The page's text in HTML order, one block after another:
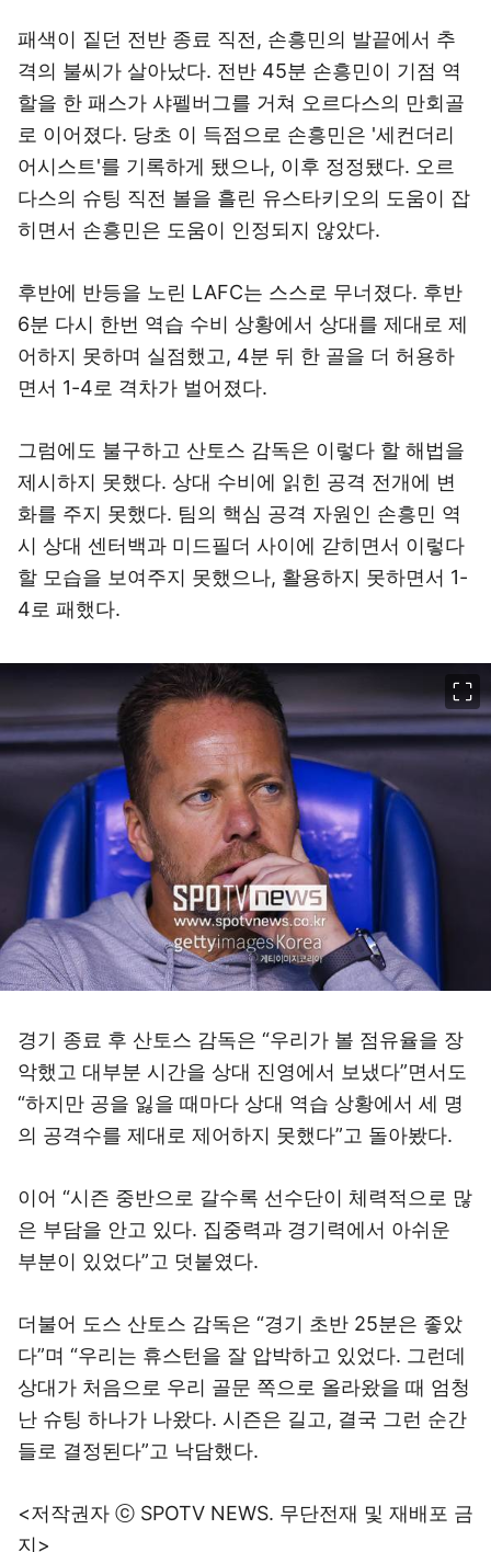
패색이 짙던 전반 종료 직전, 손흥민의 발끝에서 추
격의 불씨가 살아났다. 전반 45분 손흥민이 기점 역
할을 한 패스가 샤펠버그를 거쳐 오르다스의 만회골
로 이어졌다. 당초 이 득점으로 손흥민은 '세컨더리
어시스트'를 기록하게 됐으나, 이후 정정됐다. 오르
다스의 슈팅 직전 볼을 흘린 유스타키오의 도움이 잡
히면서 손흥민은 도움이 인정되지 않았다.
후반에 반등을 노린 LAFC는 스스로 무너졌다. 후반
6분 다시 한번 역습 수비 상황에서 상대를 제대로 제
어하지 못하며 실점했고, 4분 뒤 한 골을 더 허용하
면서 1-4로 격차가 벌어졌다.
그럼에도 불구하고 산토스 감독은 이렇다 할 해법을
제시하지 못했다. 상대 수비에 읽힌 공격 전개에 변
화를 주지 못했다. 팀의 핵심 공격 자원인 손흥민 역
시 상대 센터백과 미드필더 사이에 갇히면서 이렇다
할 모습을 보여주지 못했으나, 활용하지 못하면서 1-
4로 패했다.
경기 종료 후 산토스 감독은 “우리가 볼 점유율을 장
악했고 대부분 시간을 상대 진영에서 보냈다”면서도
“하지만 공을 잃을 때마다 상대 역습 상황에서 세 명
의 공격수를 제대로 제어하지 못했다”고 돌아봤다.
이어 “시즌 중반으로 갈수록 선수단이 체력적으로 많
은 부담을 안고 있다. 집중력과 경기력에서 아쉬운
부분이 있었다”고 덧붙였다.
더불어 도스 산토스 감독은 “경기 초반 25분은 좋았
다”며 “우리는 휴스턴을 잘 압박하고 있었다. 그런데
상대가 처음으로 우리 골문 쪽으로 올라왔을 때 엄청
난 슈팅 하나가 나왔다. 시즌은 길고, 결국 그런 순간
들로 결정된다”고 낙담했다.
<저작권자 ⓒ SPOTV NEWS. 무단전재 및 재배포 금
지>